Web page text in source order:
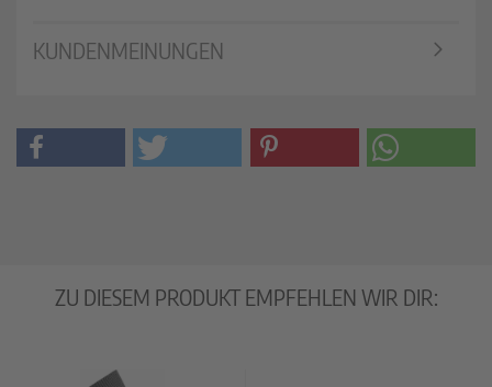
KUNDENMEINUNGEN
ZU DIESEM PRODUKT EMPFEHLEN WIR DIR: